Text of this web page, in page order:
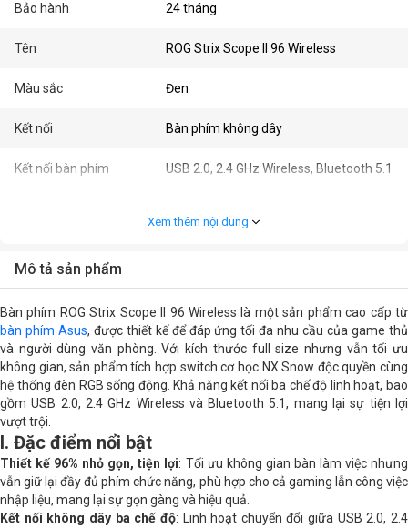
Bảo hành 24 tháng
Tên ROG Strix Scope II 96 Wireless
Màu sắc Đen
Kết nối Bàn phím không dây
Kết nối bàn phím USB 2.0, 2.4 GHz Wireless, Bluetooth 5.1
Nhu cầu
Gaming, Văn phòng, Học sinh - Sinh
viên, Thiết kế nhỏ gọn
Cấu hình chi tiết
Đèn RGB
Kiểu switch
Phím chức năng Có
Kê tay Có
Xem thêm nội dung
Mô tả sản phẩm
Bàn phím ROG Strix Scope II 96 Wireless là một sản phẩm cao cấp từ
bàn phím Asus, được thiết kế để đáp ứng tối đa nhu cầu của game thủ
và người dùng văn phòng. Với kích thước full size nhưng vẫn tối ưu
không gian, sản phẩm tích hợp switch cơ học NX Snow độc quyền cùng
hệ thống đèn RGB sống động. Khả năng kết nối ba chế độ linh hoạt, bao
gồm USB 2.0, 2.4 GHz Wireless và Bluetooth 5.1, mang lại sự tiện lợi
vượt trội.
I. Đặc điểm nổi bật
Thiết kế 96% nhỏ gọn, tiện lợi: Tối ưu không gian bàn làm việc nhưng
vẫn giữ lại đầy đủ phím chức năng, phù hợp cho cả gaming lẫn công việc
nhập liệu, mang lại sự gọn gàng và hiệu quả.
Kết nối không dây ba chế độ: Linh hoạt chuyển đổi giữa USB 2.0, 2.4